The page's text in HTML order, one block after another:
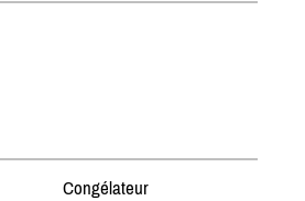
Congélateur